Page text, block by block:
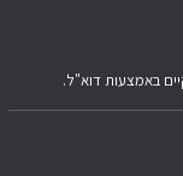
באמצעות דוא"ל.